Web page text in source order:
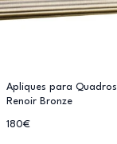
Apliques para Quadros
Renoir Bronze
180€